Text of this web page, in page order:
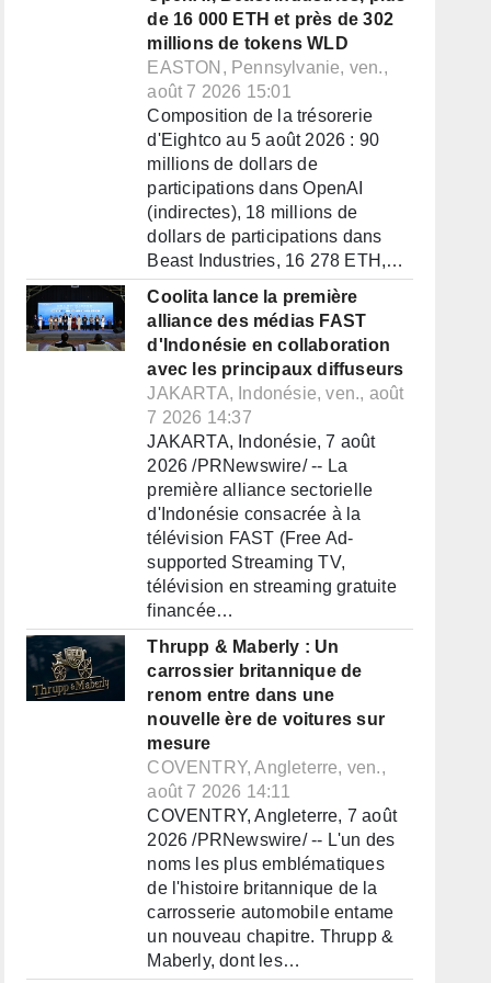
de 16 000 ETH et près de 302
millions de tokens WLD
EASTON, Pennsylvanie, ven.,
août 7 2026 15:01
Composition de la trésorerie
d'Eightco au 5 août 2026 : 90
millions de dollars de
participations dans OpenAI
(indirectes), 18 millions de
dollars de participations dans
Beast Industries, 16 278 ETH,…
Coolita lance la première
alliance des médias FAST
d'Indonésie en collaboration
avec les principaux diffuseurs
JAKARTA, Indonésie, ven., août
7 2026 14:37
JAKARTA, Indonésie, 7 août
2026 /PRNewswire/ -- La
première alliance sectorielle
d'Indonésie consacrée à la
télévision FAST (Free Ad-
supported Streaming TV,
télévision en streaming gratuite
financée…
Thrupp & Maberly : Un
carrossier britannique de
renom entre dans une
nouvelle ère de voitures sur
mesure
COVENTRY, Angleterre, ven.,
août 7 2026 14:11
COVENTRY, Angleterre, 7 août
2026 /PRNewswire/ -- L'un des
noms les plus emblématiques
de l'histoire britannique de la
carrosserie automobile entame
un nouveau chapitre. Thrupp &
Maberly, dont les…